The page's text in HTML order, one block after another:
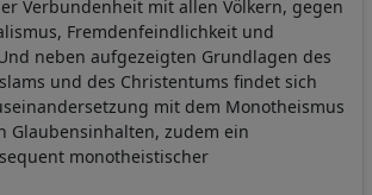
Verbundenheit mit allen Völkern, gegen
Fremdenfeindlichkeit und
neben aufgezeigten Grundlagen des
und des Christentums findet sich
mit dem Monotheismus
Glaubensinhalten, zudem ein
monotheistischer